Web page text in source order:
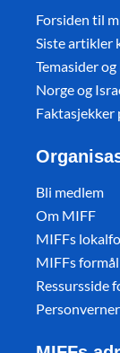
Forsiden til
Siste artikler
Temasider
Norge og
Faktasjekker
Bli medlem
Om MIFF
MIFFs
MIFFs
Ressursside